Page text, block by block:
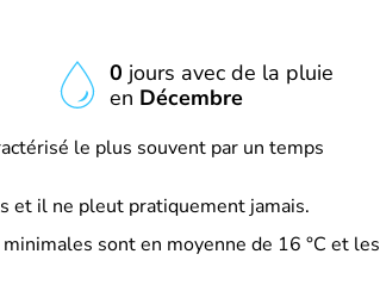
0 jours avec de la pluie
en Décembre
le plus souvent par un temps
et il ne pleut pratiquement jamais.
sont en moyenne de 16 °C et les